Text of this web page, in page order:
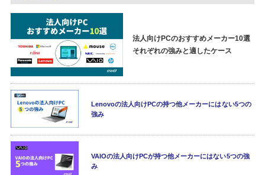
法人向けPCのおすすめメーカー10選
それぞれの強みと適したケース
Lenovoの法人向けPCの持つ他メーカーにはない5つの
強み
VAIOの法人向けPCが持つ他メーカーにはない5つの強
み